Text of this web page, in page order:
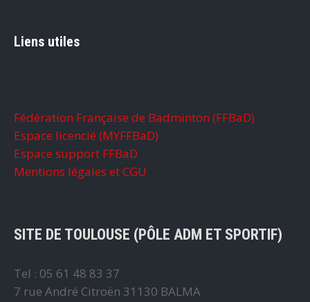
Liens utiles
Fédération Française de Badminton (FFBaD)
Espace licencié (MYFFBaD)
Espace support FFBaD
Mentions légales et CGU
SITE DE TOULOUSE (PÔLE ADM ET SPORTIF)
Tel : 05 61 48 83 37
7 rue André Citroën 31130 BALMA